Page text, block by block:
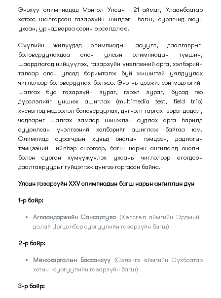
Энэхүү олимпиадад Монгол Улсын 21 аймаг, Улаанбаатар
хотоос шалгарсан газарзүйн шилдэг багш, сурагчид оюун
ухаан, ур чадвараа сорин өрсөлдлөө.
Сүүлийн жилүүдэд олимпиадын асуулт, даалгаврыг
боловсруулахдаа олон улсын олимпиадын түвшин,
шаардлагад нийцүүлэх, газарзүйн үнэлгээний арга, хэлбэрийн
талаар олон улсад баримталж буй жишигтэй уялдуулах
чиглэлээр боловсруулах болжээ. Энэ нь цээжилсэн мэдлэгийг
шалгах бус газарзүйн зураг, гэрэл зураг, бусад гео
дүрслэлийг уншиж ашиглах (multimedia test, field trip)
хүснэгтэд мэдээлэл боловсруулах, дүгнэлт гаргах зэрэг дадал,
чадварыг шалгах замаар шинжлэн судлах арга барилд
суурилсан үнэлгээний хэлбэрийг ашиглаж байгаа юм.
Олимпиад сурагчдын хувьд онолын тэмцээн, дадлагын
тэмцээний нийлбэр оноогоор, багш нарын ангилалд онолын
болон сурган хүмүүжүүлэх ухааны чиглэлээр өгөгдсөн
даалгавруудыг гүйцэтгэж дүнгээ гаргасан байна.
Улсын газарзүйн XXV олимпиадын багш нарын ангиллын дүн
1-р байр:
Агваандоржийн Сансартуяа(Хөвсгөл аймгийн Эрдмийн
далай Цогцолбор сургуулийн газарзүйн багш)
2-р байр:
Мөнхжаргалын Баасанхүү (Сэлэнгэ аймгийн Сүхбаатар
хотын I сургуулийн газарзүйн багш)
3-р байр: